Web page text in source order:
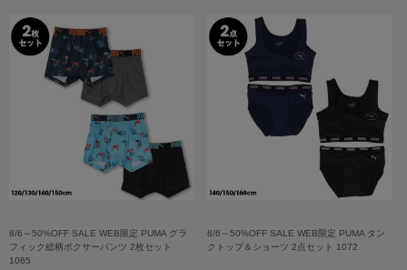
8/6～50%OFF SALE WEB限定 PUMA グラ
フィック総柄ボクサーパンツ 2枚セット
1065
8/6～50%OFF SALE WEB限定 PUMA タン
クトップ＆ショーツ 2点セット 1072